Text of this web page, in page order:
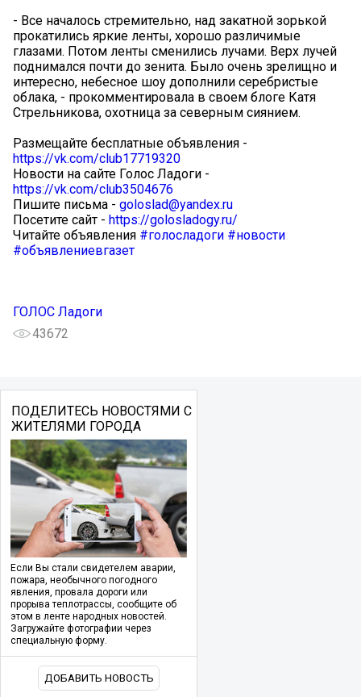
- Все началось стремительно, над закатной зорькой
прокатились яркие ленты, хорошо различимые
глазами. Потом ленты сменились лучами. Верх лучей
поднимался почти до зенита. Было очень зрелищно и
интересно, небесное шоу дополнили серебристые
облака, - прокомментировала в своем блоге Катя
Стрельникова, охотница за северным сиянием.
Размещайте бесплатные объявления -
https://vk.com/club17719320
Новости на сайте Голос Ладоги -
https://vk.com/club3504676
Пишите письма - goloslad@yandex.ru
Посетите сайт - https://golosladogy.ru/
Читайте объявления #голосладоги #новости
#объявлениевгазет
ГОЛОС Ладоги
43672
ПОДЕЛИТЕСЬ НОВОСТЯМИ С
ЖИТЕЛЯМИ ГОРОДА
Если Вы стали свидетелем аварии,
пожара, необычного погодного
явления, провала дороги или
прорыва теплотрассы, сообщите об
этом в ленте народных новостей.
Загружайте фотографии через
специальную форму.
ДОБАВИТЬ НОВОСТЬ